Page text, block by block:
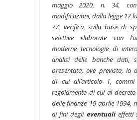
maggio 2020, n. 34,
modificazioni, dalla legge 17
77, verifica, sulla base di
selettive elaborate con
moderne tecnologie di
analisi delle banche dati,
presentata, ove prevista, la
di cui all’articolo 1,
regolamento di cui al
delle finanze 19 aprile 1994,
ai fini degli eventuali effetti